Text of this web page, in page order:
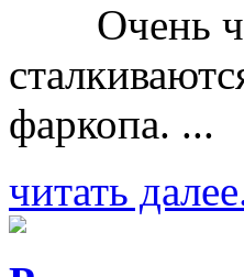
Очень
фаркопа. ...
читать